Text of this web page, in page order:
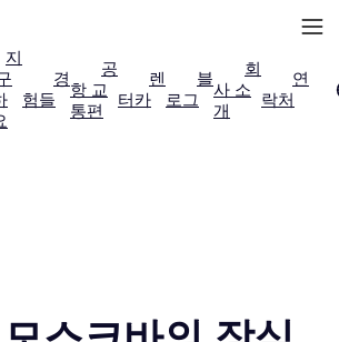
지
경
험들
공
항 교
통편
렌
터카
블
로그
회
사 소
개
연
락처